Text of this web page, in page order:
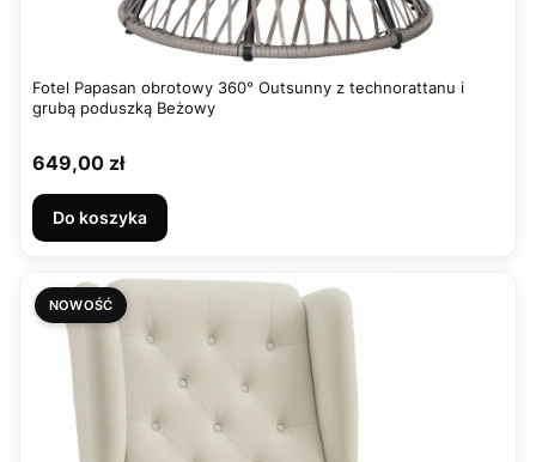
Fotel Papasan obrotowy 360° Outsunny z technorattanu i
grubą poduszką Beżowy
Cena
649,00 zł
Do koszyka
NOWOŚĆ